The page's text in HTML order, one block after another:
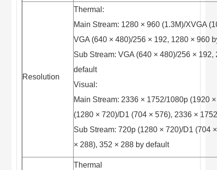
Resolution
Thermal:
Main Stream: 1280 × 960 (1.3M)/XVGA
VGA (640 × 480)/256 × 192, 1280 × 960
Sub Stream: VGA (640 × 480)/256 × 192,
default
Visual:
Main Stream: 2336 × 1752/1080p (1920
(1280 × 720)/D1 (704 × 576), 2336 ×
Sub Stream: 720p (1280 × 720)/D1 (704
× 288), 352 × 288 by default
Thermal